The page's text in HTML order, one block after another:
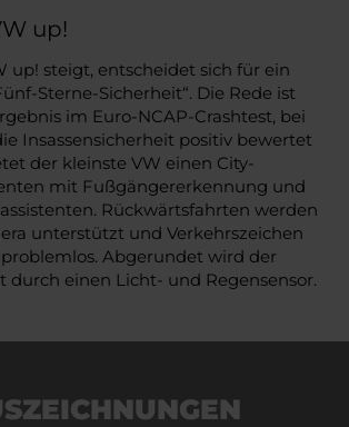
up!
up! steigt, entscheidet sich für ein
Sterne-Sicherheit“. Die Rede ist
im Euro-NCAP-Crashtest, bei
Insassensicherheit positiv bewertet
der kleinste VW einen City-
mit Fußgängererkennung und
Rückwärtsfahrten werden
unterstützt und Verkehrszeichen
Abgerundet wird der
durch einen Licht- und Regensensor.